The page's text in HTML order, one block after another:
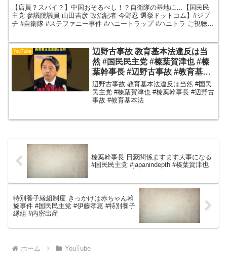
者 今野忍 選挙ドットコム】#ジブ
チ #自衛隊 #ステファニー事件 #
ハニートラップ #ハニトラ
【店員？スパイ？】中国おそるべし！？自衛隊の基地に…【国民民
主党 参議院議員 山田吉彦 政治記者 今野忍 選挙ドットコム】#ジブ
チ #自衛隊 #ステファニー事件 #ハニートラップ #ハニトラ ご視聴い
YouTube
辺野古事故 教育基本法違反は当
然 #国民民主党 #榛葉賀津也 #榛
葉幹事長 #辺野古事故 #教育基本
法
辺野古事故 教育基本法違反は当然 #国民
民主党 #榛葉賀津也 #榛葉幹事長 #辺野古
事故 #教育基本法
榛葉幹事長 日豪関係ますます大事になる
#国民民主党 #japanindepth #榛葉賀津也
特別養子縁組制度 きっかけは赤ちゃん斡
旋事件 #国民民主党 #伊藤孝恵 #特別養子
縁組 #内密出産
ホーム YouTube